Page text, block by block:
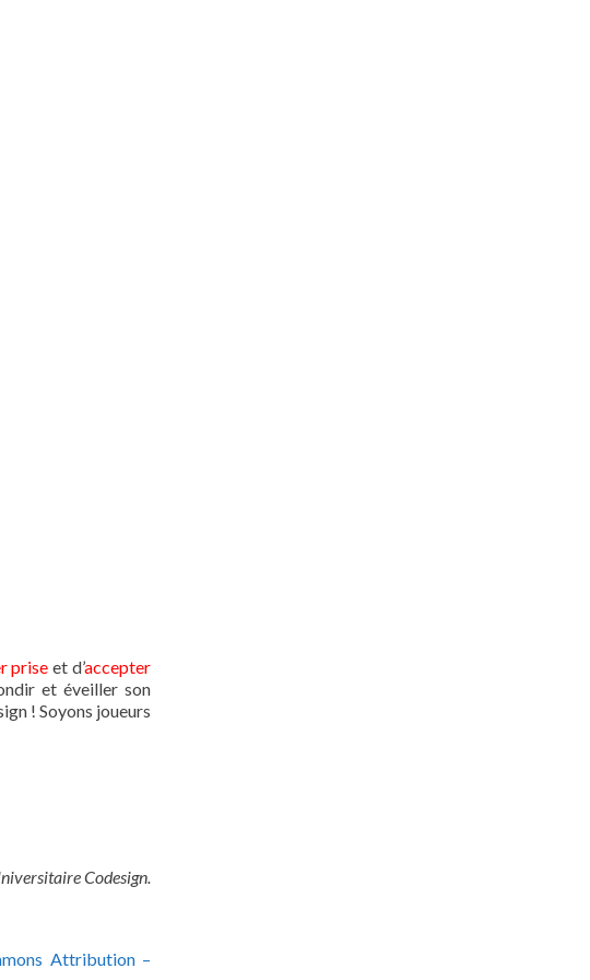
prise et d’accepter
et éveiller son
! Soyons joueurs
Codesign.
Attribution –